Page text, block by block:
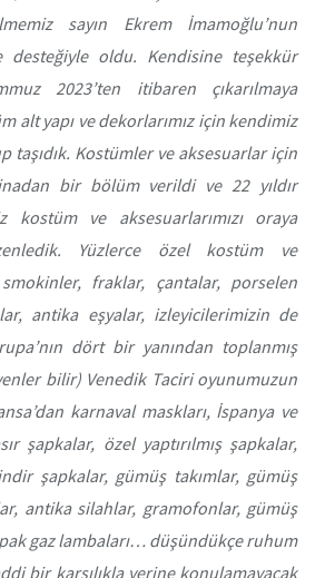
sayın Ekrem İmamoğlu’nun
desteğiyle oldu. Kendisine teşekkür
2023’ten itibaren çıkarılmaya
alt yapı ve dekorlarımız için kendimiz
taşıdık. Kostümler ve aksesuarlar için
bir bölüm verildi ve 22 yıldır
kostüm ve aksesuarlarımızı oraya
Yüzlerce özel kostüm ve
smokinler, fraklar, çantalar, porselen
antika eşyalar, izleyicilerimizin de
dört bir yanından toplanmış
bilir) Venedik Taciri oyunumuzun
karnaval maskları, İspanya ve
şapkalar, özel yaptırılmış şapkalar,
şapkalar, gümüş takımlar, gümüş
antika silahlar, gramofonlar, gümüş
gaz lambaları… düşündükçe ruhum
bir karşılıkla yerine konulamayacak